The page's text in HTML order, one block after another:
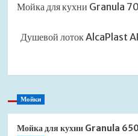
записи
Мойка для кухни Granula
Душевой лоток AlcaPlast
Мойки
Мойка для кухни Granula